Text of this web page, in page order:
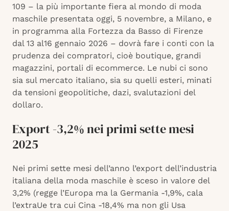
109 – la più importante fiera al mondo di moda
maschile presentata oggi, 5 novembre, a Milano, e
in programma alla Fortezza da Basso di Firenze
dal 13 al16 gennaio 2026 – dovrà fare i conti con la
prudenza dei compratori, cioè boutique, grandi
magazzini, portali di ecommerce. Le nubi ci sono
sia sul mercato italiano, sia su quelli esteri, minati
da tensioni geopolitiche, dazi, svalutazioni del
dollaro.
Export -3,2% nei primi sette mesi
2025
Nei primi sette mesi dell’anno l’export dell’industria
italiana della moda maschile è sceso in valore del
3,2% (regge l’Europa ma la Germania -1,9%, cala
l’extraUe tra cui Cina -18,4% ma non gli Usa